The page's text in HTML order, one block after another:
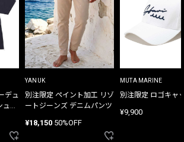
デュ
ガ
YANUK
別注限定 ペイント加工 リゾ
ートジーンズ デニムパンツ
¥18,150 50%OFF
MUTA MARINE
別注限定 ロゴキャ
¥9,900